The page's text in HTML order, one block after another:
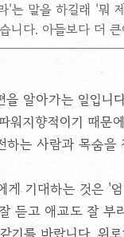
'는 말을 하길래 '뭐
니다. 아들보다 더
을 알아가는 일입니
워지향적이기 때문
하는 사람과 목숨을
게 기대하는 것은 '
듣고 애교도 잘 부
기를 바랍니다. 위